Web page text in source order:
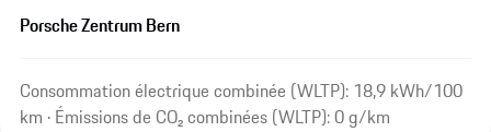
Porsche Zentrum Bern
Consommation électrique combinée (WLTP): 18,9 kWh/100
km · Émissions de CO₂ combinées (WLTP): 0 g/km